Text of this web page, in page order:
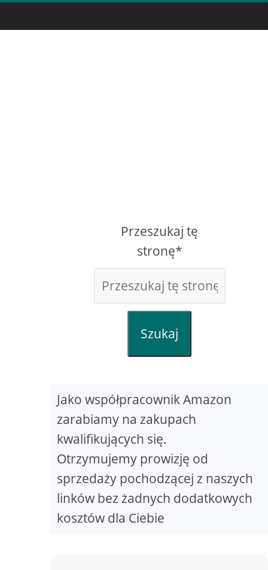
Przeszukaj tę
stronę*
Szukaj
Jako współpracownik Amazon
zarabiamy na zakupach
kwalifikujących się.
Otrzymujemy prowizję od
sprzedaży pochodzącej z naszych
linków bez żadnych dodatkowych
kosztów dla Ciebie